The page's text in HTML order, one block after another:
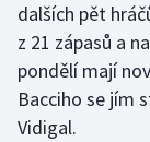
Gymnastika
Házená
Jezdectví
dalších pět
z 21 zápasů a
pondělí mají
Bacciho se jím
Vidigal.